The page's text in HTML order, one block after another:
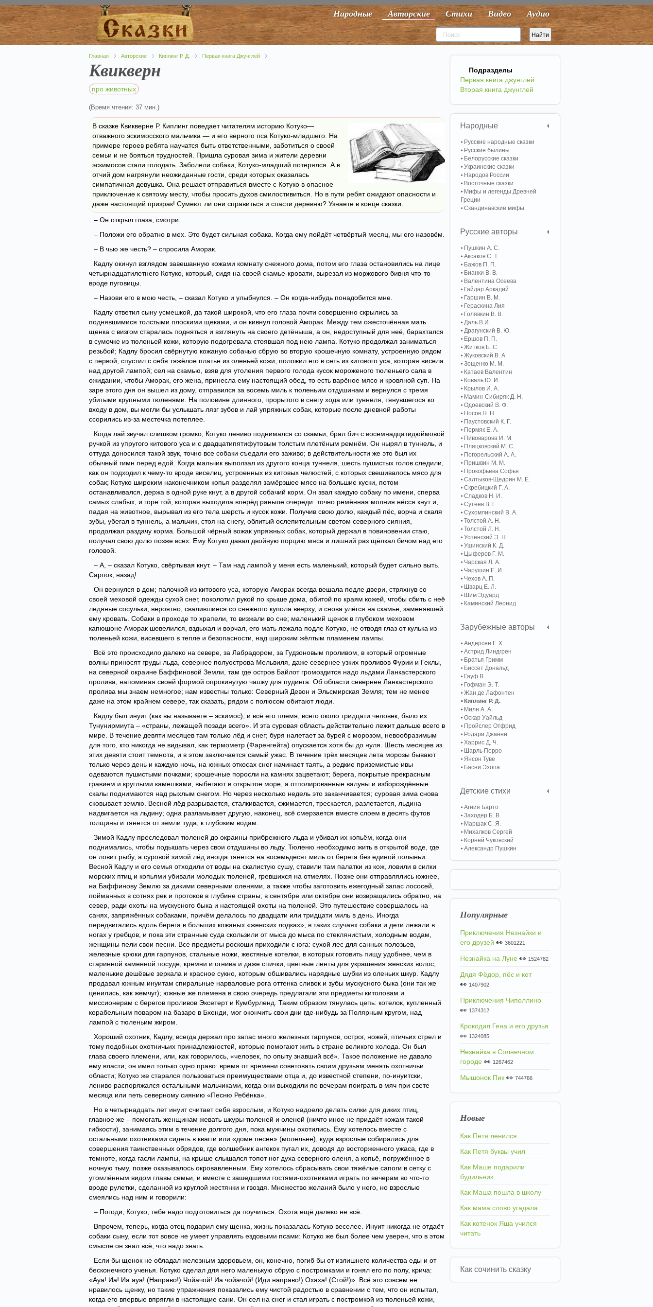
Народные Авторские Стихи Видео Аудио
Главная Авторские Киплинг Р. Д. Первая книга Джунглей
Квикверн
про животных
(Время чтения: 37 мин.)
В сказке Квикверне Р. Киплинг поведает читателям историю Котуко—
отважного эскимосского мальчика — и его верного пса Котуко-младшего. На
примере героев ребята научатся быть ответственными, заботиться о своей
семьи и не бояться трудностей. Пришла суровая зима и жители деревни
эскимосов стали голодать. Заболели собаки, Котуко-младший потерялся. А в
отчий дом нагрянули неожиданные гости, среди которых оказалась
симпатичная девушка. Она решает отправиться вместе с Котуко в опасное
приключение к святому месту, чтобы просить духов смилостивиться. Но в пути ребят ожидают опасности и
даже настоящий призрак! Сумеют ли они справиться и спасти деревню? Узнаете в конце сказки.
– Он открыл глаза, смотри.
– Положи его обратно в мех. Это будет сильная собака. Когда ему пойдёт четвёртый месяц, мы его назовём.
– В чью же честь? – спросила Аморак.
Кадлу окинул взглядом завешанную кожами комнату снежного дома, потом его глаза остановились на лице
четырнадцатилетнего Котуко, который, сидя на своей скамье-кровати, вырезал из моржового бивня что-то
вроде пуговицы.
– Назови его в мою честь, – сказал Котуко и улыбнулся. – Он когда-нибудь понадобится мне.
Кадлу ответил сыну усмешкой, да такой широкой, что его глаза почти совершенно скрылись за
поднявшимися толстыми плоскими щеками, и он кивнул головой Аморак. Между тем ожесточённая мать
щенка с визгом старалась подняться и взглянуть на своего детёныша, а он, недоступный для неё, барахтался
в сумочке из тюленьей кожи, которую подогревала стоявшая под нею лампа. Котуко продолжал заниматься
резьбой; Кадлу бросил свёрнутую кожаную собачью сбрую во вторую крошечную комнату, устроенную рядом
с первой; спустил с себя тяжёлое платье из оленьей кожи; положил его в сеть из китового уса, которая висела
над другой лампой; сел на скамью, взяв для утоления первого голода кусок мороженого тюленьего сала в
ожидании, чтобы Аморак, его жена, принесла ему настоящий обед, то есть варёное мясо и кровяной суп. На
заре этого дня он вышел из дому, отправился за восемь миль к тюленьим отдушинам и вернулся с тремя
убитыми крупными тюленями. На половине длинного, прорытого в снегу хода или туннеля, тянувшегося ко
входу в дом, вы могли бы услышать лязг зубов и лай упряжных собак, которые после дневной работы
ссорились из-за местечка потеплее.
Когда лай звучал слишком громко, Котуко лениво поднимался со скамьи, брал бич с восемнадцатидюймовой
ручкой из упругого китового уса и с двадцатипятифутовым толстым плетёным ремнём. Он нырял в туннель, и
оттуда доносился такой звук, точно все собаки съедали его заживо; в действительности же это был их
обычный гимн перед едой. Когда мальчик выползал из другого конца туннеля, шесть пушистых голов следили,
как он подходил к чему-то вроде виселиц, устроенных из китовых челюстей, с которых свешивалось мясо для
собак; Котуко широким наконечником копья разделял замёрзшее мясо на большие куски, потом
останавливался, держа в одной руке кнут, а в другой собачий корм. Он звал каждую собаку по имени, сперва
самых слабых, и горе той, которая выходила вперёд раньше очереди: точно ремённая молния нёсся кнут и,
падая на животное, вырывал из его тела шерсть и кусок кожи. Получив свою долю, каждый пёс, ворча и скаля
зубы, убегал в туннель, а мальчик, стоя на снегу, облитый ослепительным светом северного сияния,
продолжал раздачу корма. Большой чёрный вожак упряжных собак, который держал в повиновении стаю,
получал свою долю позже всех. Ему Котуко давал двойную порцию мяса и лишний раз щёлкал бичом над его
головой.
– А, – сказал Котуко, свёртывая кнут. – Там над лампой у меня есть маленький, который будет сильно выть.
Сарпок, назад!
Он вернулся в дом; палочкой из китового уса, которую Аморак всегда вешала подле двери, стряхнув со
своей меховой одежды сухой снег, поколотил рукой по крыше дома, обитой по краям кожей, чтобы сбить с неё
ледяные сосульки, вероятно, свалившиеся со снежного купола вверху, и снова улёгся на скамье, заменявшей
ему кровать. Собаки в проходе то храпели, то визжали во сне; маленький щенок в глубоком меховом
капюшоне Аморак шевелился, вздыхал и ворчал, его мать лежала подле Котуко, не отводя глаз от кулька из
тюленьей кожи, висевшего в тепле и безопасности, над широким жёлтым пламенем лампы.
Всё это происходило далеко на севере, за Лабрадором, за Гудзоновым проливом, в который огромные
волны приносят груды льда, севернее полуострова Мельвиля, даже севернее узких проливов Фурии и Геклы,
на северной окраине Баффиновой Земли, там где остров Байлот громоздится надо льдами Ланкастерского
пролива, напоминая своей формой опрокинутую чашку для пудинга. Об области севернее Ланкастерского
пролива мы знаем немногое; нам известны только: Северный Девон и Эльсмирская Земля; тем не менее
даже на этом крайнем севере, так сказать, рядом с полюсом обитают люди.
Кадлу был инуит (как вы называете – эскимос), и всё его племя, всего около тридцати человек, было из
Тунунирмиута – «страны, лежащей позади всего». И эта суровая область действительно лежит дальше всего в
мире. В течение девяти месяцев там только лёд и снег; буря налетает за бурей с морозом, невообразимым
для того, кто никогда не видывал, как термометр (Фаренгейта) опускается хотя бы до нуля. Шесть месяцев из
этих девяти стоит темнота, и в этом заключается самый ужас. В течение трёх месяцев лета морозы бывают
только через день и каждую ночь, на южных откосах снег начинает таять, а редкие приземистые ивы
одеваются пушистыми почками; крошечные поросли на камнях зацветают; берега, покрытые прекрасным
гравием и круглыми камешками, выбегают в открытое море, а отполированные валуны и изборождённые
скалы поднимаются над рыхлым снегом. Но через несколько недель это заканчивается; суровая зима снова
сковывает землю. Весной лёд разрывается, сталкивается, сжимается, трескается, разлетается, льдина
надвигается на льдину; одна разламывает другую, наконец, всё смерзается вместе слоем в десять футов
толщины и тянется от земли туда, к глубоким водам.
Зимой Кадлу преследовал тюленей до окраины прибрежного льда и убивал их копьём, когда они
поднимались, чтобы подышать через свои отдушины во льду. Тюленю необходимо жить в открытой воде, где
он ловит рыбу, а суровой зимой лёд иногда тянется на восемьдесят миль от берега без единой полыньи.
Весной Кадлу и его семья отходили от воды на скалистую сушу, ставили там палатки из кож, ловили в силки
морских птиц и копьями убивали молодых тюленей, гревшихся на отмелях. Позже они отправлялись южнее,
на Баффинову Землю за дикими северными оленями, а также чтобы заготовить ежегодный запас лососей,
пойманных в сотнях рек и протоков в глубине страны; в сентябре или октябре они возвращались обратно, на
север, ради охоты на мускусного быка и настоящей охоты на тюленей. Это путешествие совершалось на
санях, запряжённых собаками, причём делалось по двадцати или тридцати миль в день. Иногда
передвигались вдоль берега в больших кожаных «женских лодках»; в таких случаях собаки и дети лежали в
ногах у гребцов, и пока эти странные суда скользили от мыса до мыса по стеклянистым, холодным водам,
женщины пели свои песни. Все предметы роскоши приходили с юга: сухой лес для санных полозьев,
железные крюки для гарпунов, стальные ножи, жестяные котелки, в которых готовить пищу удобнее, чем в
старинной каменной посуде, кремни и огнива и даже спички, цветные ленты для украшения женских волос,
маленькие дешёвые зеркала и красное сукно, которым обшивались нарядные шубки из оленьих шкур. Кадлу
продавал южным инуитам спиральные нарваловые рога оттенка сливок и зубы мускусного быка (они так же
ценились, как жемчуг); южные же племена в свою очередь предлагали эти предметы китоловам и
миссионерам с берегов проливов Эксетерт и Кумбурленд. Таким образом тянулась цепь: котелок, купленный
корабельным поваром на базаре в Бхенди, мог окончить свои дни где-нибудь за Полярным кругом, над
лампой с тюленьим жиром.
Хороший охотник, Кадлу, всегда держал про запас много железных гарпунов, острог, ножей, птичьих стрел и
тому подобных охотничьих принадлежностей, которые помогают жить в стране великого холода. Он был
глава своего племени, или, как говорилось, «человек, по опыту знавший всё». Такое положение не давало
ему власти; он имел только одно право: время от времени советовать своим друзьям менять охотничьи
области; Котуко же старался пользоваться преимуществами отца и, до известной степени, по-инуитски,
лениво распоряжался остальными мальчиками, когда они выходили по вечерам поиграть в мяч при свете
месяца или петь северному сиянию «Песню Ребёнка».
Но в четырнадцать лет инуит считает себя взрослым, и Котуко надоело делать силки для диких птиц,
главное же – помогать женщинам жевать шкуры тюленей и оленей (ничто иное не придаёт кожам такой
гибкости), занимаясь этим в течение долгого дня, пока мужчины охотились. Ему хотелось вместе с
остальными охотниками сидеть в квагги или «доме песен» (молельне), куда взрослые собирались для
совершения таинственных обрядов, где волшебник ангекок пугал их, доводя до восторженного ужаса, где в
темноте, когда гасли лампы, на крыше слышался топот ног духа северного оленя, а копьё, погружённое в
ночную тьму, позже оказывалось окровавленным. Ему хотелось сбрасывать свои тяжёлые сапоги в сетку с
утомлённым видом главы семьи, и вместе с зашедшими гостями-охотниками играть по вечерам во что-то
вроде рулетки, сделанной из круглой жестянки и гвоздя. Множество желаний было у него, но взрослые
смеялись над ним и говорили:
– Погоди, Котуко, тебе надо подготовиться да поучиться. Охота ещё далеко не всё.
Впрочем, теперь, когда отец подарил ему щенка, жизнь показалась Котуко веселее. Инуит никогда не отдаёт
собаки сыну, если тот вовсе не умеет управлять ездовыми псами: Котуко же был более чем уверен, что в этом
смысле он знал всё, что надо знать.
Если бы щенок не обладал железным здоровьем, он, конечно, погиб бы от излишнего количества еды и от
бесконечного ученья. Котуко сделал для него маленькую сбрую с постромками и гонял его по полу, крича:
«Ауа! Иа! Иа ауа! (Направо!) Чойачой! Иа чойачой! (Иди направо!) Охаха! (Стой!)». Всё это совсем не
нравилось щенку, но такие упражнения показались ему чистой радостью в сравнении с тем, что он испытал,
когда его впервые впрягли в настоящие сани. Он сел на снег и стал играть с постромкой из тюленьей кожи,
Подразделы
Первая книга джунглей
Вторая книга джунглей
Народные
Русские народные сказки
Русские былины
Белорусские сказки
Украинские сказки
Народов России
Восточные сказки
Мифы и легенды Древней
Греции
Скандинавские мифы
Русские авторы
Пушкин А. С.
Аксаков С. Т.
Бажов П. П.
Бианки В. В.
Валентина Осеева
Гайдар Аркадий
Гаршин В. М.
Гераскина Лия
Голявкин В. В.
Даль В.И.
Драгунский В. Ю.
Ершов П. П.
Житков Б. С.
Жуковский В. А.
Зощенко М. М.
Катаев Валентин
Коваль Ю. И.
Крылов И. А.
Мамин-Сибиряк Д. Н.
Одоевский В. Ф.
Носов Н. Н.
Паустовский К. Г.
Пермяк Е. А.
Пивоварова И. М.
Пляцковский М. С.
Погорельский А. A.
Пришвин М. М.
Прокофьева Софья
Салтыков-Щедрин М. Е.
Скребицкий Г. А.
Сладков Н. И.
Сутеев В. Г.
Сухомлинский В. А.
Толстой А. Н.
Толстой Л. Н.
Успенский Э. Н.
Ушинский К. Д.
Цыферов Г. М.
Чарская Л. А.
Чарушин Е. И.
Чехов А. П.
Шварц Е. Л.
Шим Эдуард
Каминский Леонид
Зарубежные авторы
Андерсен Г. Х.
Астрид Линдгрен
Братья Гримм
Биссет Дональд
Гауф В.
Гофман Э. Т.
Жан де Лафонтен
Киплинг Р. Д.
Милн А. А.
Оскар Уайльд
Пройслер Отфрид
Родари Джанни
Харрис Д. Ч.
Шарль Перро
Янсон Туве
Басни Эзопа
Детские стихи
Агния Барто
Заходер Б. В.
Маршак С. Я.
Михалков Сергей
Корней Чуковский
Александр Пушкин
Популярные
Приключения Незнайки и
его друзей 👀 3601221
Незнайка на Луне 👀 1524782
Дядя Фёдор, пёс и кот
👀 1407902
Приключения Чиполлино
👀 1374312
Крокодил Гена и его друзья
👀 1324085
Незнайка в Солнечном
городе 👀 1267462
Мышонок Пик 👀 744766
Новые
Как Петя ленился
Как Петя буквы учил
Как Маше подарили
будильник
Как Маша пошла в школу
Как мама слово угадала
Как котенок Яша учился
читать
Как сочинить сказку